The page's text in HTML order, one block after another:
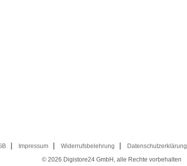
Impressum Widerrufsbelehrung Datenschutzerklärung
© 2026 Digistore24 GmbH, alle Rechte vorbehalten